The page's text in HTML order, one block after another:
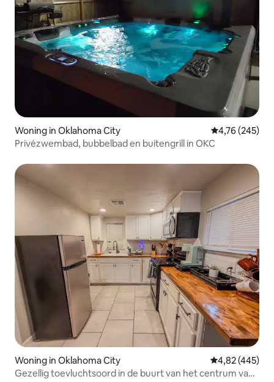
Woning in Oklahoma City Gemiddelde
4,76 (245)
Privézwembad, bubbelbad en buitengrill in OKC
Woning in Oklahoma City Gemiddelde
4,82 (445)
Gezellig toevluchtsoord in de buurt van het centrum van